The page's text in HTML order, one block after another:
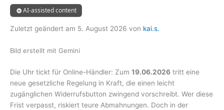
AI-assisted content
Zuletzt geändert am 5. August 2026 von kai.s.
Bild erstellt mit Gemini
Die Uhr tickt für Online-Händler: Zum 19.06.2026 tritt eine
neue gesetzliche Regelung in Kraft, die einen leicht
zugänglichen Widerrufsbutton zwingend vorschreibt. Wer diese
Frist verpasst, riskiert teure Abmahnungen. Doch in der